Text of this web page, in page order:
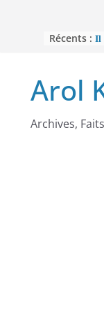
Récents :
Arol
Archives,